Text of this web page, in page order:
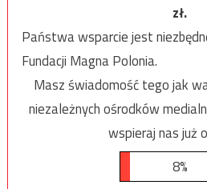
zł.
Państwa wsparcie jest
Fundacji Magna Polonia.
Masz świadomość tego jak
niezależnych ośrodków
wspieraj nas już
8%